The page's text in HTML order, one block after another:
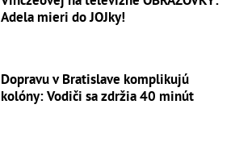
Adela mieri do JOJky!
Dopravu v Bratislave komplikujú
kolóny: Vodiči sa zdržia 40 minút